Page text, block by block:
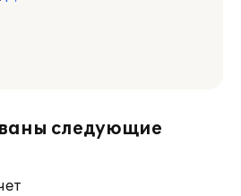
следующие